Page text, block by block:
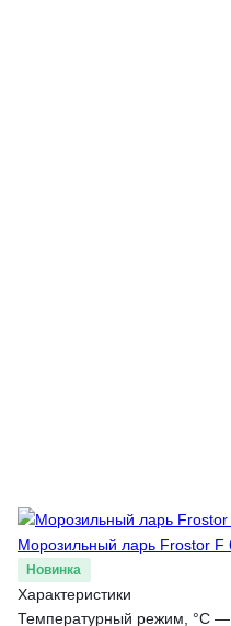
Морозильный ларь Frostor F
Новинка
Характеристики
Температурный режим, °С —